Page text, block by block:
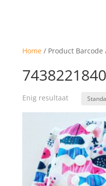
Home/ Product Barcode
Enig resultaat